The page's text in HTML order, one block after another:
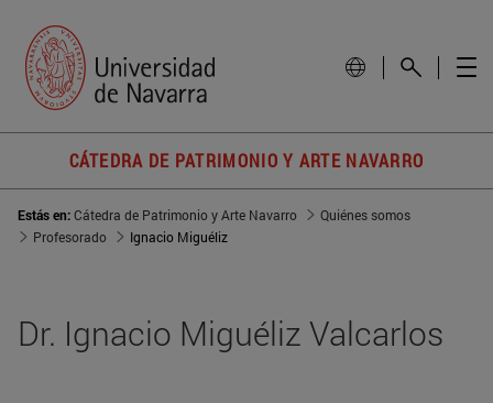
CÁTEDRA DE PATRIMONIO Y ARTE NAVARRO
Estás en:Cátedra de Patrimonio y Arte Navarro
Quiénes somos
Profesorado
Ignacio Miguéliz
Dr. Ignacio Miguéliz Valcarlos